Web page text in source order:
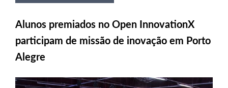
Alunos premiados no Open InnovationX
participam de missão de inovação em Porto
Alegre